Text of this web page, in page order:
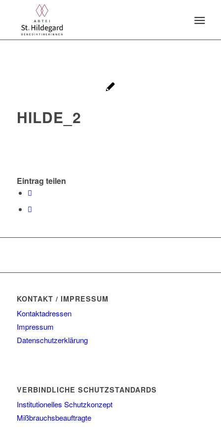
HILDE_2
Eintrag teilen
KONTAKT / IMPRESSUM
Kontaktadressen
Impressum
Datenschutzerklärung
VERBINDLICHE SCHUTZSTANDARDS
Institutionelles Schutzkonzept
Mißbrauchsbeauftragte